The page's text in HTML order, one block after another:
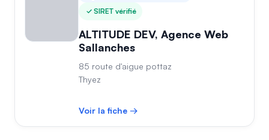
SIRET vérifié
ALTITUDE DEV, Agence Web
Sallanches
85 route d'aigue pottaz
Thyez
Voir la fiche →